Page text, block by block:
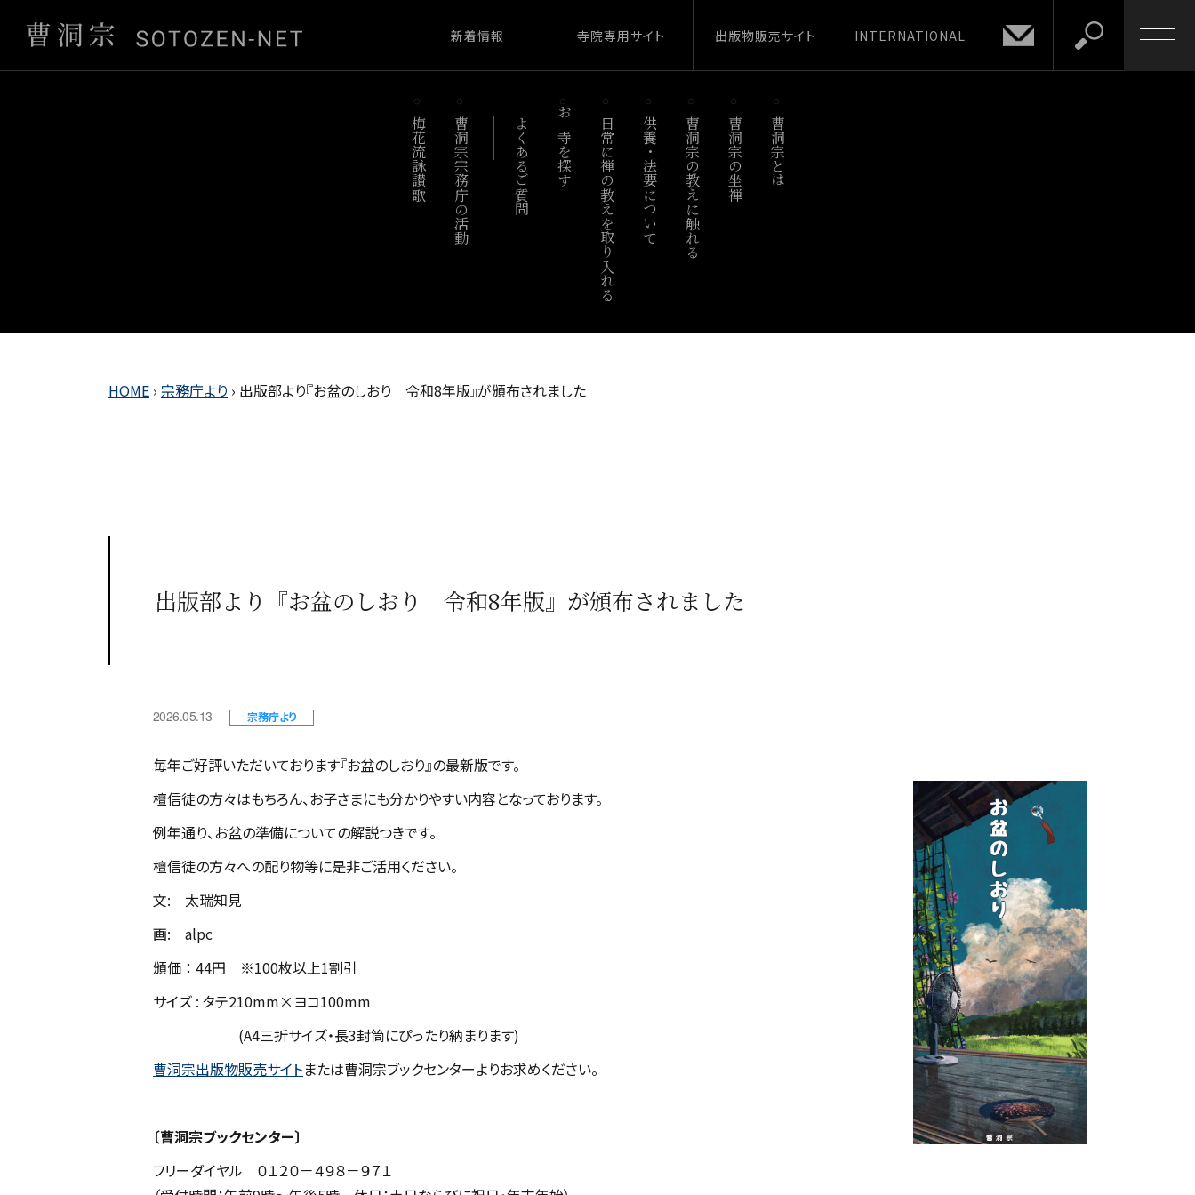
新着情報 寺院専用サイト 出版物販売サイト INTERNATIONAL
梅花流詠讃歌 曹洞宗宗務庁の活動 よくあるご質問 お寺を探す 日常に禅の教えを取り入れる 供養・法要について 曹洞宗の教えに触れる 曹洞宗の坐禅 曹洞宗とは
HOME › 宗務庁より › 出版部より『お盆のしおり 令和8年版』が頒布されました
出版部より『お盆のしおり 令和8年版』が頒布されました
2026.05.13 宗務庁より
毎年ご好評いただいております『お盆のしおり』の最新版です。
檀信徒の方々はもちろん、お子さまにも分かりやすい内容となっております。
例年通り、お盆の準備についての解説つきです。
檀信徒の方々への配り物等に是非ご活用ください。
文: 太瑞知見
画: alpc
頒価 ： 44円 ※100枚以上1割引
サイズ : タテ210mm×ヨコ100mm
(A4三折サイズ・長3封筒にぴったり納まります)
曹洞宗出版物販売サイトまたは曹洞宗ブックセンターよりお求めください。
〔曹洞宗ブックセンター〕
フリーダイヤル ０１２０－４９８－９７１